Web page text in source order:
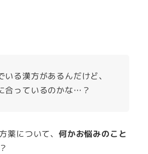
いる漢方があるんだけど、
合っているのかな…？
薬について、 何かお悩みのこと